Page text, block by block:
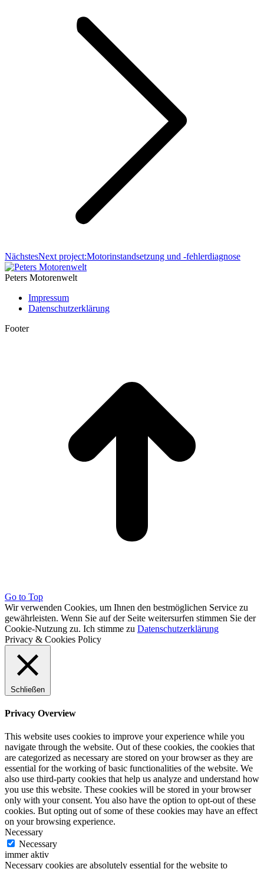
NächstesNext project:Motorinstandsetzung und -fehlerdiagnose
Peters Motorenwelt
Impressum
Datenschutzerklärung
Footer
Go to Top
Wir verwenden Cookies, um Ihnen den bestmöglichen Service zu
gewährleisten. Wenn Sie auf der Seite weitersurfen stimmen Sie der
Cookie-Nutzung zu. Ich stimme zu Datenschutzerklärung
Privacy & Cookies Policy
Schließen
Privacy Overview
This website uses cookies to improve your experience while you
navigate through the website. Out of these cookies, the cookies that
are categorized as necessary are stored on your browser as they are
essential for the working of basic functionalities of the website. We
also use third-party cookies that help us analyze and understand how
you use this website. These cookies will be stored in your browser
only with your consent. You also have the option to opt-out of these
cookies. But opting out of some of these cookies may have an effect
on your browsing experience.
Necessary
Necessary
immer aktiv
Necessary cookies are absolutely essential for the website to